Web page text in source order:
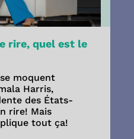
rire, quel est le
moquent
Harris,
des États-
rire! Mais
tout ça!